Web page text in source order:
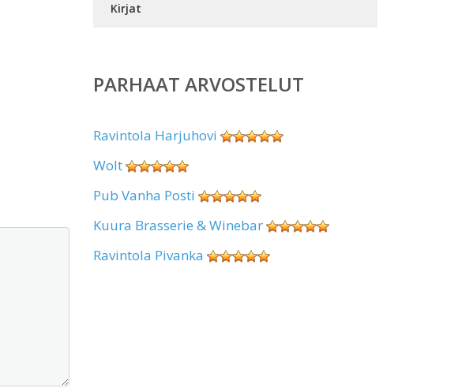
Kirjat
PARHAAT ARVOSTELUT
Ravintola Harjuhovi
Wolt
Pub Vanha Posti
Kuura Brasserie & Winebar
Ravintola Pivanka